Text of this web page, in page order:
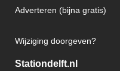
Adverteren (bijna gratis)
Wijziging doorgeven?
Stationdelft.nl